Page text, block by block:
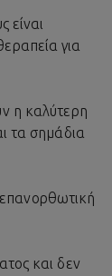
είναι
για
η καλύτερη
τα σημάδια
και δεν